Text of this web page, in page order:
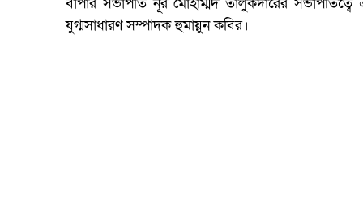
যুগ্মসাধারণ সম্পাদক হুমায়ুন কবির।